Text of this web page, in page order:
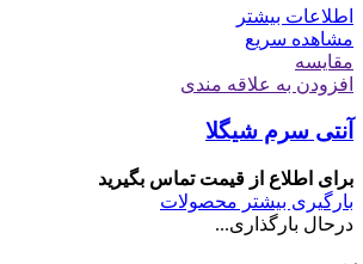
اطلاعات بیشتر
مشاهده سریع
مقایسه
افزودن به علاقه مندی
آنتی سرم شیگلا
برای اطلاع از قیمت تماس بگیرید
بارگیری بیشتر محصولات
درحال بارگذاری...